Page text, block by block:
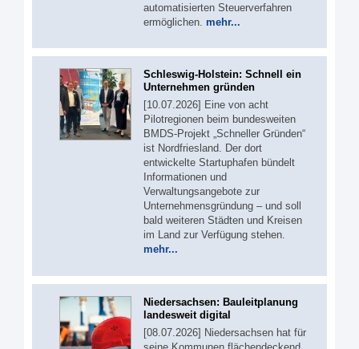
automatisierten Steuerverfahren
ermöglichen. mehr...
Schleswig-Holstein: Schnell ein
Unternehmen gründen
[10.07.2026] Eine von acht
Pilotregionen beim bundesweiten
BMDS-Projekt „Schneller Gründen“
ist Nordfriesland. Der dort
entwickelte Startuphafen bündelt
Informationen und
Verwaltungsangebote zur
Unternehmensgründung – und soll
bald weiteren Städten und Kreisen
im Land zur Verfügung stehen.
mehr...
Niedersachsen: Bauleitplanung
landesweit digital
[08.07.2026] Niedersachsen hat für